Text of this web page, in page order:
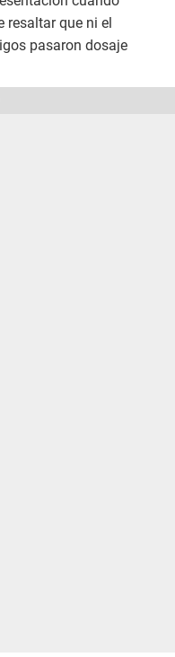
resaltar que ni el
pasaron dosaje